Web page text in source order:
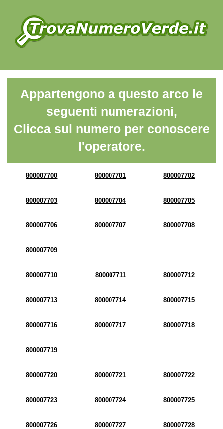
Appartengono a questo arco le
seguenti numerazioni,
Clicca sul numero per conoscere
l'operatore.
800007700 800007701 800007702
800007703 800007704 800007705
800007706 800007707 800007708
800007709
800007710 800007711 800007712
800007713 800007714 800007715
800007716 800007717 800007718
800007719
800007720 800007721 800007722
800007723 800007724 800007725
800007726 800007727 800007728